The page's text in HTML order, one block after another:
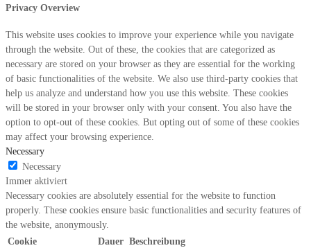
Privacy Overview
This website uses cookies to improve your experience while you navigate
through the website. Out of these, the cookies that are categorized as
necessary are stored on your browser as they are essential for the working
of basic functionalities of the website. We also use third-party cookies that
help us analyze and understand how you use this website. These cookies
will be stored in your browser only with your consent. You also have the
option to opt-out of these cookies. But opting out of some of these cookies
may affect your browsing experience.
Necessary
Necessary
Immer aktiviert
Necessary cookies are absolutely essential for the website to function
properly. These cookies ensure basic functionalities and security features of
the website, anonymously.
Cookie
Dauer Beschreibung